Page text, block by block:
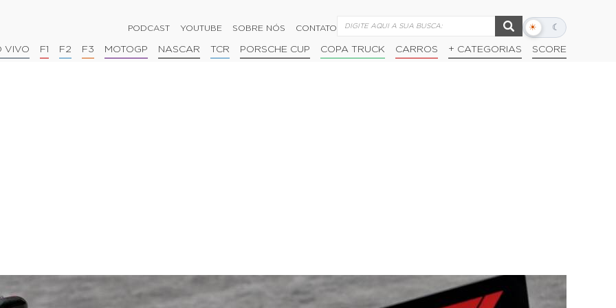
PODCAST YOUTUBE SOBRE NÓS CONTATO ☀ ☾
Alternar
escuro
VIVO F1 F2 F3 MOTOGP NASCAR TCR PORSCHE CUP COPA TRUCK CARROS + CATEGORIAS SCORE